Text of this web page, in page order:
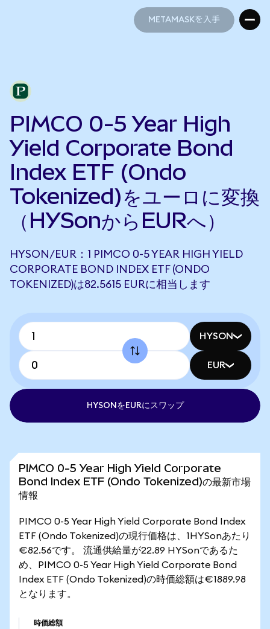
METAMASKを入手
PIMCO 0-5 Year High
Yield Corporate Bond
Index ETF (Ondo
Tokenized)をユーロに変換
（HYSonからEURへ）
HYSON/EUR：1 PIMCO 0-5 YEAR HIGH YIELD
CORPORATE BOND INDEX ETF (ONDO
TOKENIZED)は82.5615 EURに相当します
HYSON
EUR
HYSONをEURにスワップ
PIMCO 0-5 Year High Yield Corporate
Bond Index ETF (Ondo Tokenized)の最新市場
情報
PIMCO 0-5 Year High Yield Corporate Bond Index
ETF (Ondo Tokenized)の現行価格は、1HYSonあたり
€82.56です。 流通供給量が22.89 HYSonであるた
め、PIMCO 0-5 Year High Yield Corporate Bond
Index ETF (Ondo Tokenized)の時価総額は€1889.98
となります。
時価総額